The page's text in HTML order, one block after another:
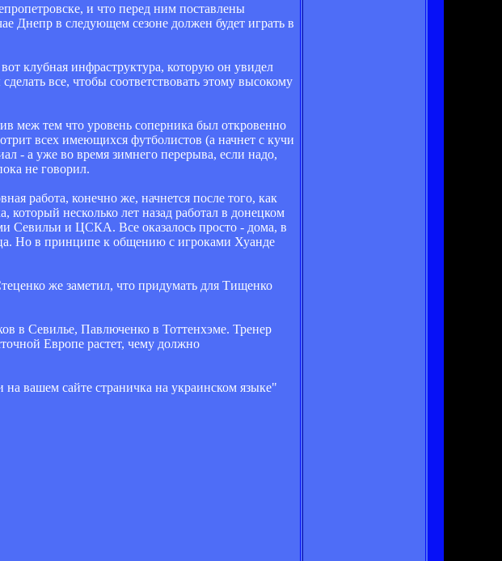
и что перед ним поставлены
Днепр в следующем сезоне должен будет играть в
клубная инфраструктура, которую он увидел
все, чтобы соответствовать этому высокому
меж тем что уровень соперника был откровенно
всех имеющихся футболистов (а начнет с кучи
- а уже во время зимнего перерыва, если надо,
не говорил.
работа, конечно же, начнется после того, как
несколько лет назад работал в донецком
Севильи и ЦСКА. Все оказалось просто - дома, в
Но в принципе к общению с игроками Хуанде
же заметил, что придумать для Тищенко
в Севилье, Павлюченко в Тоттенхэме. Тренер
Европе растет, чему должно
вашем сайте страничка на украинском языке"